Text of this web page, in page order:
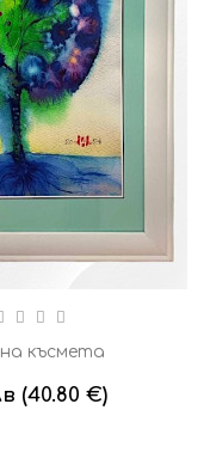
късмета
(40.80 €)